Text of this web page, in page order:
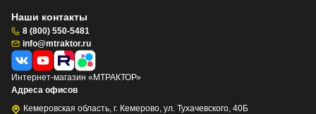
Наши контакты
8 (800) 550-5481
info@mtraktor.ru
Интернет-магазин «МТРАКТОР»
Адреса офисов
Кемеровская область, г. Кемерово, ул. Тухачевского, 40Б